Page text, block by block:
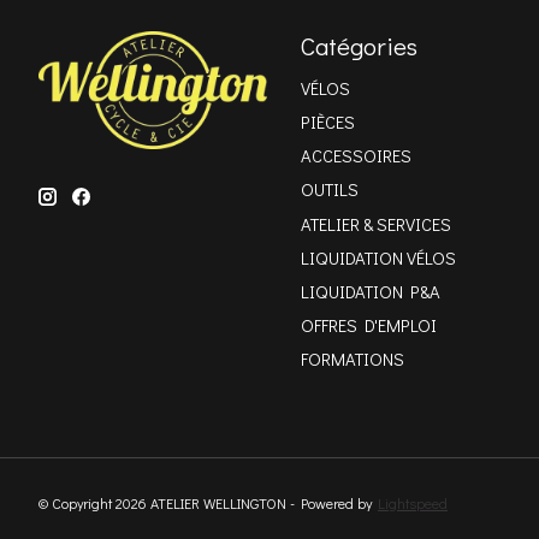
Catégories
VÉLOS
PIÈCES
ACCESSOIRES
OUTILS
ATELIER & SERVICES
LIQUIDATION VÉLOS
LIQUIDATION P&A
OFFRES D'EMPLOI
FORMATIONS
© Copyright 2026 ATELIER WELLINGTON - Powered by Lightspeed